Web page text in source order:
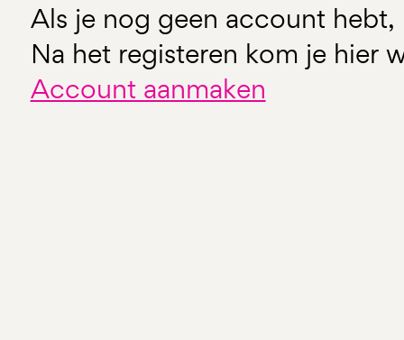
Als je nog geen account hebt,
Na het registeren kom je hier
Account aanmaken